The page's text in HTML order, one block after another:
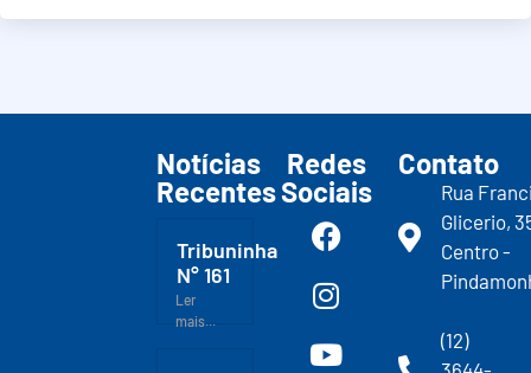
Notícias
Recentes
Tribuninha
N° 161
Ler
mais...
Redes
Sociais
Contato
Rua
Glicerio,
Centro -
(12)